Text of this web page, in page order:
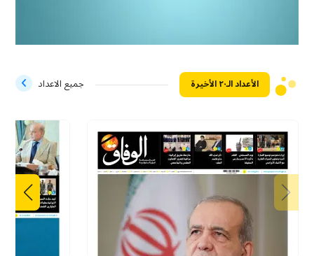
الأعداد الـ۲۰ الأخيرة جميع الاعداد